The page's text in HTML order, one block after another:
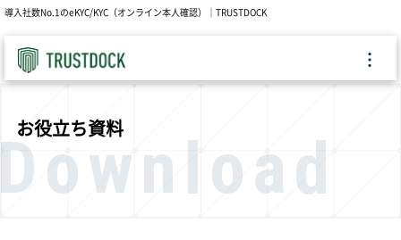
導入社数No.1のeKYC/KYC（オンライン本人確認）｜TRUSTDOCK
お役立ち資料